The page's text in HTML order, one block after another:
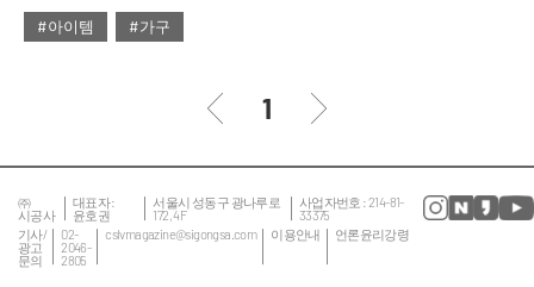
#아이템
#가구
#소품
#의자
#인테리어
#조명
#집 꾸미기
#침실
#테이블
1
㈜
시공사
대표자 :
윤호권
서울시 성동구 광나루로
172, 4F
사업자번호 : 214-81-
33375
기사/
광고
문의
02-
2046-
2805
cslvmagazine@sigongsa.com 이용안내 언론윤리강령